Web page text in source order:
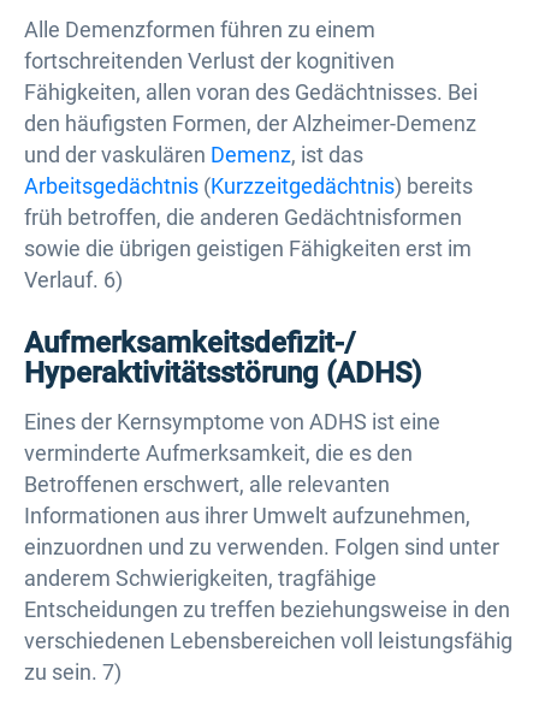
Alle Demenzformen führen zu einem
fortschreitenden Verlust der kognitiven
Fähigkeiten, allen voran des Gedächtnisses. Bei
den häufigsten Formen, der Alzheimer-Demenz
und der vaskulären Demenz, ist das
Arbeitsgedächtnis (Kurzzeitgedächtnis) bereits
früh betroffen, die anderen Gedächtnisformen
sowie die übrigen geistigen Fähigkeiten erst im
Verlauf. 6)
Aufmerksamkeitsdefizit-/
Hyperaktivitätsstörung (ADHS)
Eines der Kernsymptome von ADHS ist eine
verminderte Aufmerksamkeit, die es den
Betroffenen erschwert, alle relevanten
Informationen aus ihrer Umwelt aufzunehmen,
einzuordnen und zu verwenden. Folgen sind unter
anderem Schwierigkeiten, tragfähige
Entscheidungen zu treffen beziehungsweise in den
verschiedenen Lebensbereichen voll leistungsfähig
zu sein. 7)